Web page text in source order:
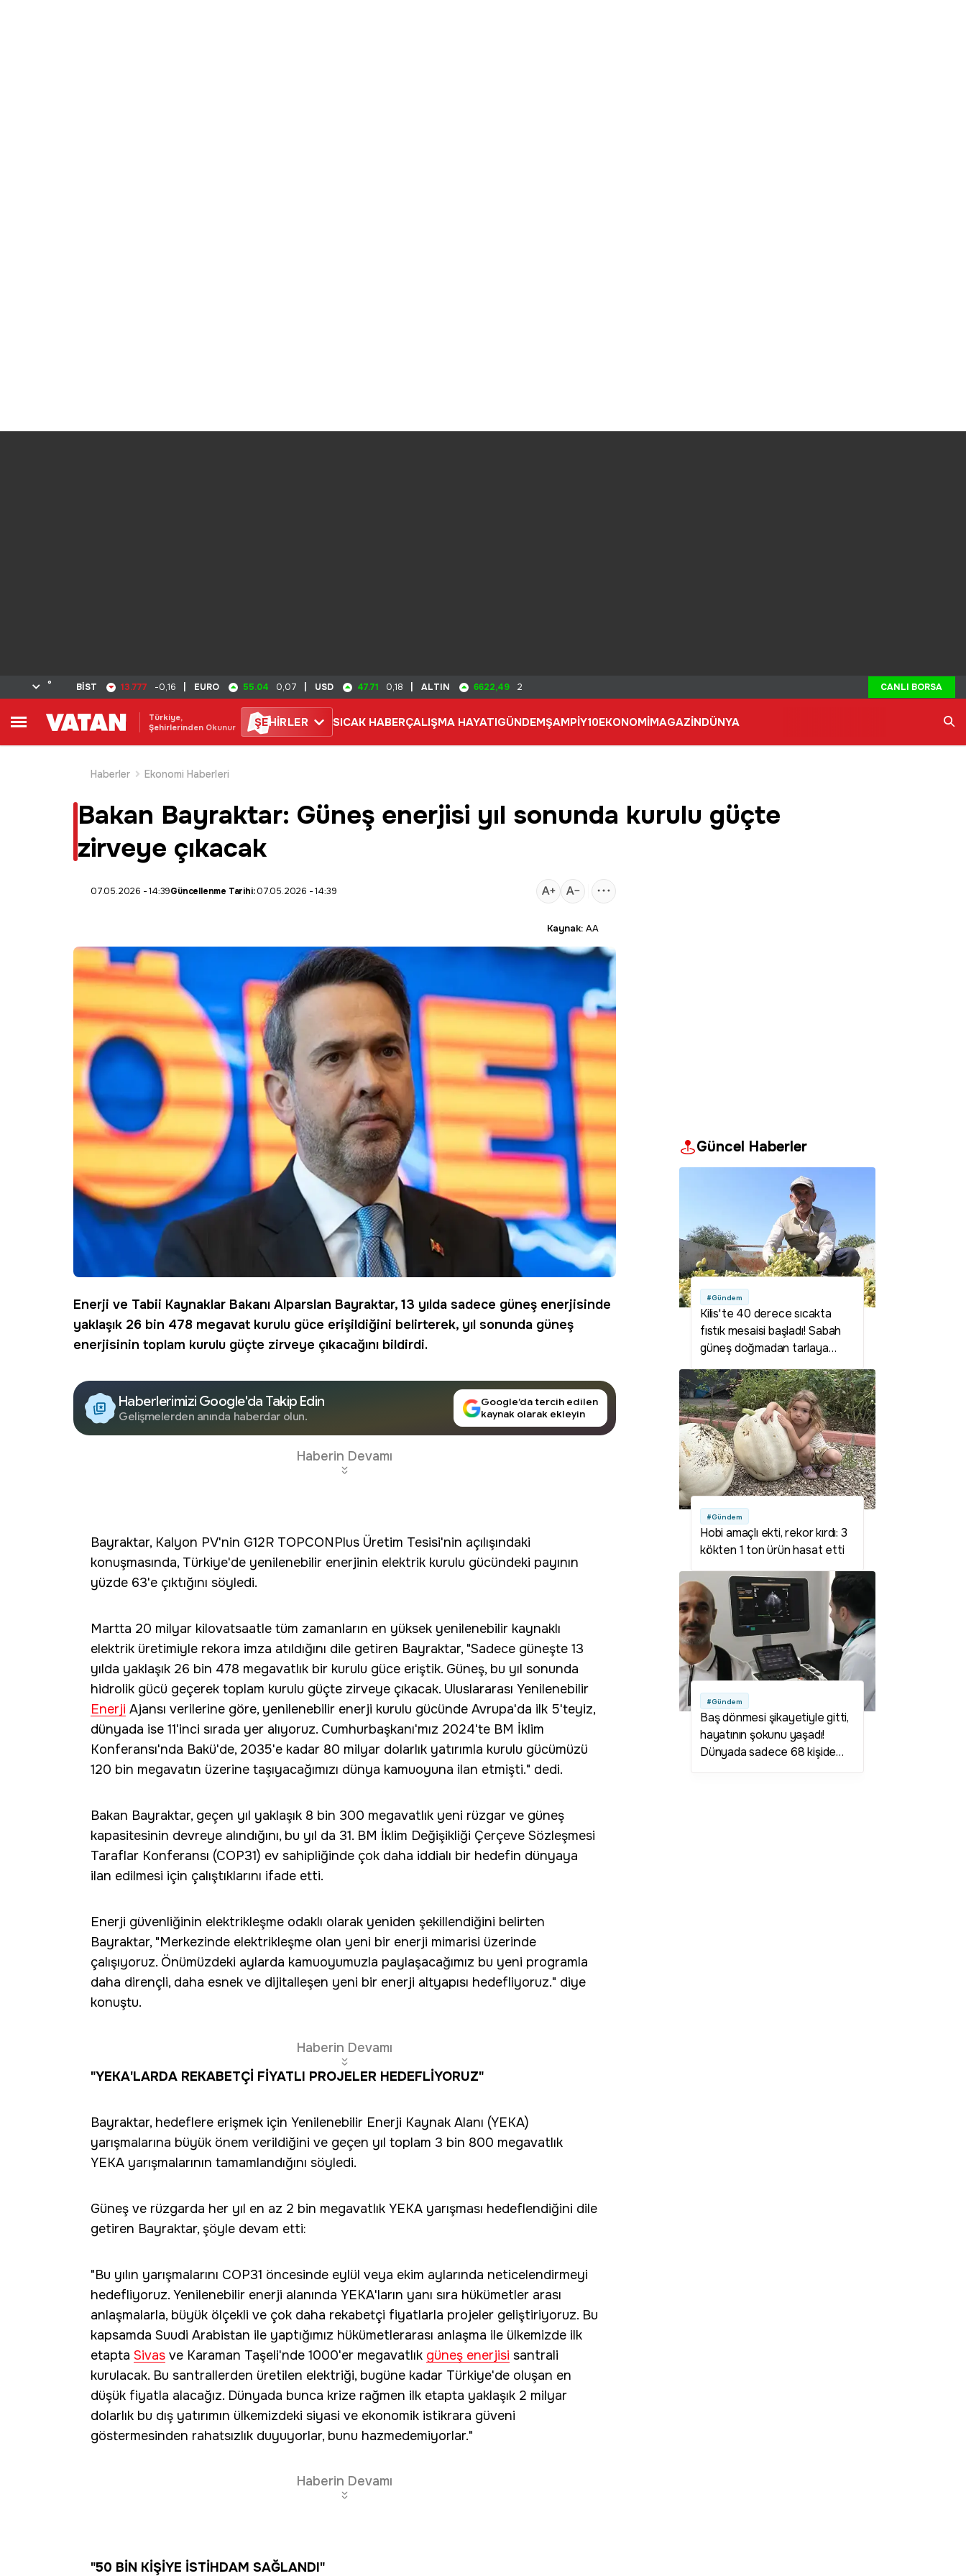
° BİST 13.777 -0,16 EURO 55.04 0,07 USD 47.71 0,18 ALTIN 6622,49 2 CANLI BORSA
Türkiye,
Şehirlerinden Okunur
ŞEHİRLER SICAK HABERÇALIŞMA HAYATIGÜNDEMŞAMPİY10EKONOMİMAGAZİNDÜNYA
Haberler
Ekonomi Haberleri
Bakan Bayraktar: Güneş enerjisi yıl sonunda kurulu güçte
zirveye çıkacak
07.05.2026 - 14:39Güncellenme Tarihi:07.05.2026 - 14:39
Kaynak: AA
Enerji ve Tabii Kaynaklar Bakanı Alparslan Bayraktar, 13 yılda sadece güneş enerjisinde
yaklaşık 26 bin 478 megavat kurulu güce erişildiğini belirterek, yıl sonunda güneş
enerjisinin toplam kurulu güçte zirveye çıkacağını bildirdi.
Haberlerimizi Google'da Takip Edin
Gelişmelerden anında haberdar olun.
Google’da tercih edilen
kaynak olarak ekleyin
Haberin Devamı
Bayraktar, Kalyon PV'nin G12R TOPCONPlus Üretim Tesisi'nin açılışındaki
konuşmasında, Türkiye'de yenilenebilir enerjinin elektrik kurulu gücündeki payının
yüzde 63'e çıktığını söyledi.
Martta 20 milyar kilovatsaatle tüm zamanların en yüksek yenilenebilir kaynaklı
elektrik üretimiyle rekora imza atıldığını dile getiren Bayraktar, "Sadece güneşte 13
yılda yaklaşık 26 bin 478 megavatlık bir kurulu güce eriştik. Güneş, bu yıl sonunda
hidrolik gücü geçerek toplam kurulu güçte zirveye çıkacak. Uluslararası Yenilenebilir
Enerji Ajansı verilerine göre, yenilenebilir enerji kurulu gücünde Avrupa'da ilk 5'teyiz,
dünyada ise 11'inci sırada yer alıyoruz. Cumhurbaşkanı'mız 2024'te BM İklim
Konferansı'nda Bakü'de, 2035'e kadar 80 milyar dolarlık yatırımla kurulu gücümüzü
120 bin megavatın üzerine taşıyacağımızı dünya kamuoyuna ilan etmişti." dedi.
Bakan Bayraktar, geçen yıl yaklaşık 8 bin 300 megavatlık yeni rüzgar ve güneş
kapasitesinin devreye alındığını, bu yıl da 31. BM İklim Değişikliği Çerçeve Sözleşmesi
Taraflar Konferansı (COP31) ev sahipliğinde çok daha iddialı bir hedefin dünyaya
ilan edilmesi için çalıştıklarını ifade etti.
Enerji güvenliğinin elektrikleşme odaklı olarak yeniden şekillendiğini belirten
Bayraktar, "Merkezinde elektrikleşme olan yeni bir enerji mimarisi üzerinde
çalışıyoruz. Önümüzdeki aylarda kamuoyumuzla paylaşacağımız bu yeni programla
daha dirençli, daha esnek ve dijitalleşen yeni bir enerji altyapısı hedefliyoruz." diye
konuştu.
Haberin Devamı
"YEKA'LARDA REKABETÇİ FİYATLI PROJELER HEDEFLİYORUZ"
Bayraktar, hedeflere erişmek için Yenilenebilir Enerji Kaynak Alanı (YEKA)
yarışmalarına büyük önem verildiğini ve geçen yıl toplam 3 bin 800 megavatlık
YEKA yarışmalarının tamamlandığını söyledi.
Güneş ve rüzgarda her yıl en az 2 bin megavatlık YEKA yarışması hedeflendiğini dile
getiren Bayraktar, şöyle devam etti:
"Bu yılın yarışmalarını COP31 öncesinde eylül veya ekim aylarında neticelendirmeyi
hedefliyoruz. Yenilenebilir enerji alanında YEKA'ların yanı sıra hükümetler arası
anlaşmalarla, büyük ölçekli ve çok daha rekabetçi fiyatlarla projeler geliştiriyoruz. Bu
kapsamda Suudi Arabistan ile yaptığımız hükümetlerarası anlaşma ile ülkemizde ilk
etapta Sivas ve Karaman Taşeli'nde 1000'er megavatlık güneş enerjisi santrali
kurulacak. Bu santrallerden üretilen elektriği, bugüne kadar Türkiye'de oluşan en
düşük fiyatla alacağız. Dünyada bunca krize rağmen ilk etapta yaklaşık 2 milyar
dolarlık bu dış yatırımın ülkemizdeki siyasi ve ekonomik istikrara güveni
göstermesinden rahatsızlık duyuyorlar, bunu hazmedemiyorlar."
Haberin Devamı
"50 BİN KİŞİYE İSTİHDAM SAĞLANDI"
Güncel Haberler
#Gündem
Kilis'te 40 derece sıcakta
fıstık mesaisi başladı! Sabah
güneş doğmadan tarlaya
yüzünü güldürdü
#Gündem
Hobi amaçlı ekti, rekor kırdı: 3
kökten 1 ton ürün hasat etti
#Gündem
Baş dönmesi şikayetiyle gitti,
hayatının şokunu yaşadı!
Dünyada sadece 68 kişide